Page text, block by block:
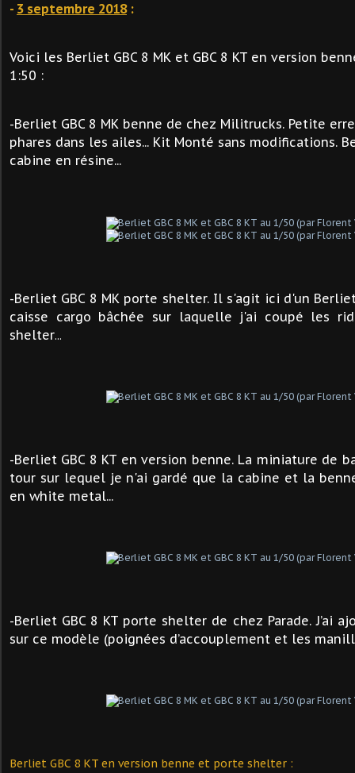
- 3 septembre 2018:
Voici les Berliet GBC 8 MK et GBC 8 KT en version
1:50 :
-Berliet GBC 8 MK benne de chez Militrucks. Petite
phares dans les ailes... Kit Monté sans modifications.
cabine en résine...
-Berliet GBC 8 MK porte shelter. Il s'agit ici d'un
caisse cargo bâchée sur laquelle j'ai coupé les
shelter...
-Berliet GBC 8 KT en version benne. La miniature de
tour sur lequel je n'ai gardé que la cabine et la
en white metal...
-Berliet GBC 8 KT porte shelter de chez Parade. J’ai
sur ce modèle (poignées d’accouplement et les
Berliet GBC 8 KT en version benne et porte shelter :